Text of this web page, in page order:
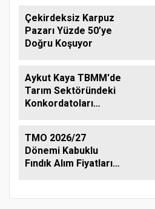
Çekirdeksiz Karpuz
Pazarı Yüzde 50’ye
Doğru Koşuyor
Aykut Kaya TBMM'de
Tarım Sektöründeki
Konkordatoları
TMO 2026/27
Dönemi Kabuklu
Fındık Alım Fiyatlarını